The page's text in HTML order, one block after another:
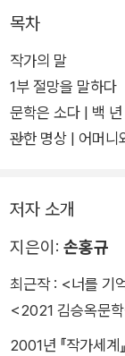
설가이자 탐독가
지는 질문들, 그리
아름다운 문장에 담
더불어 사는 우리
진 야만성을 지적
그리고 인간성에
수 있다.
목차
작가의 말
1부 절망을 말하다
문학은 소다 | 백
관한 명상 | 어머니
저자 소개
지은이: 손홍규
최근작 : <너를 기
<2021 김승옥문
2001년 『작가세